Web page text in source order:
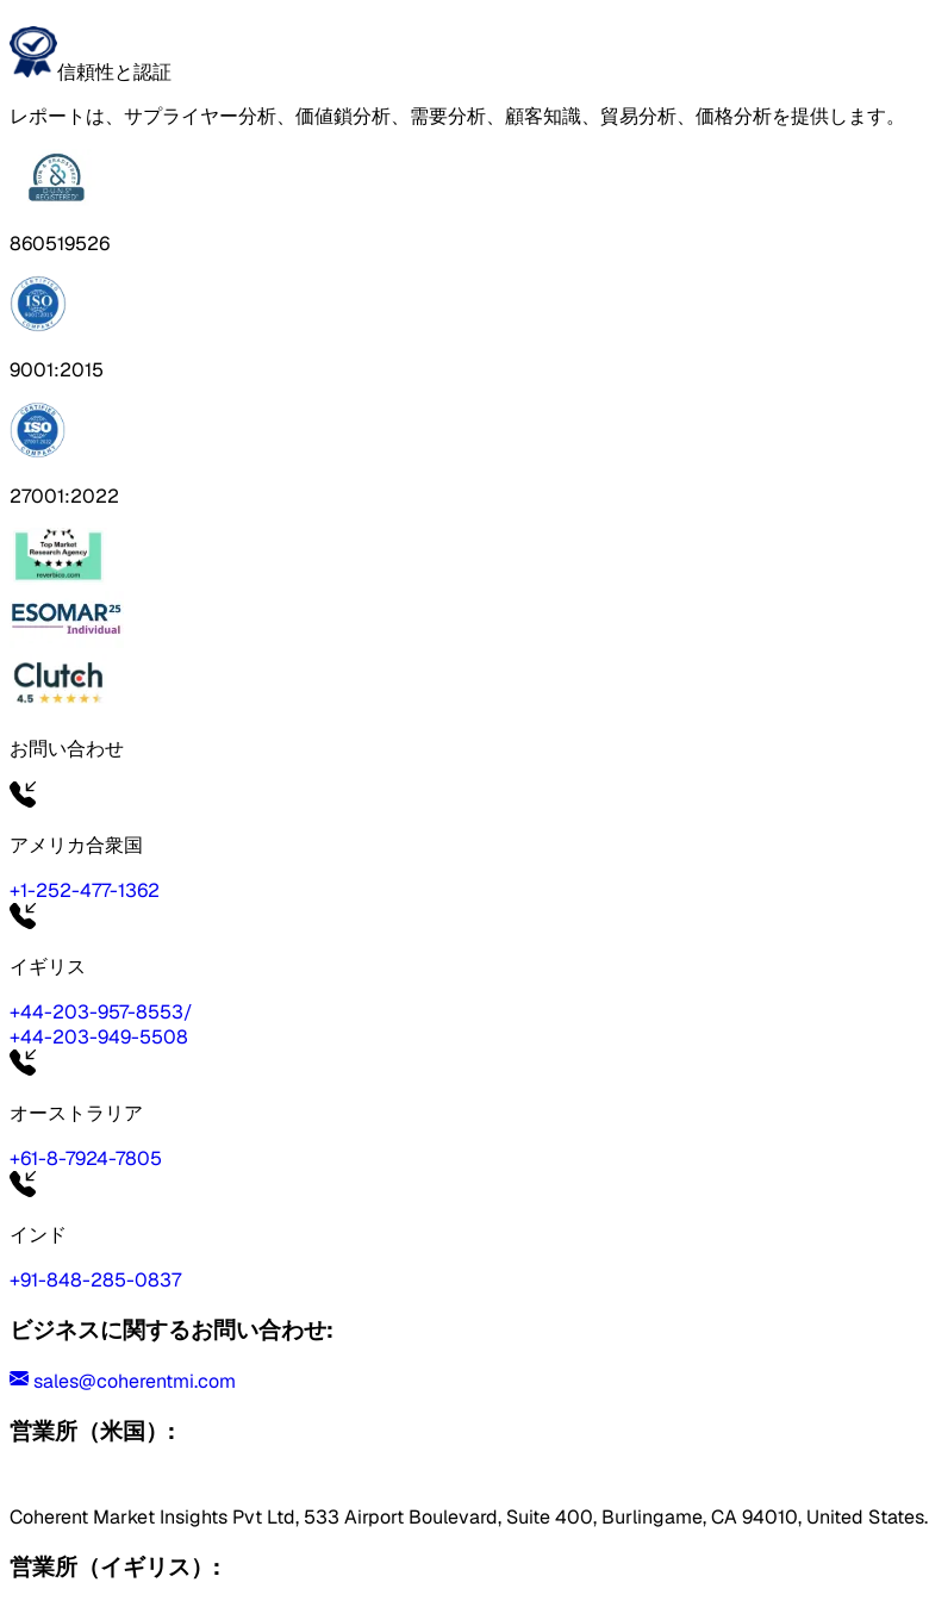
信頼性と認証
レポートは、サプライヤー分析、価値鎖分析、需要分析、顧客知識、貿易分析、価格分析を提供します。
860519526
9001:2015
27001:2022
お問い合わせ
アメリカ合衆国
+1-252-477-1362
イギリス
+44-203-957-8553/
+44-203-949-5508
オーストラリア
+61-8-7924-7805
インド
+91-848-285-0837
ビジネスに関するお問い合わせ:
sales@coherentmi.com
営業所（米国）:
Coherent Market Insights Pvt Ltd, 533 Airport Boulevard, Suite 400, Burlingame, CA 94010, United States.
営業所（イギリス）: